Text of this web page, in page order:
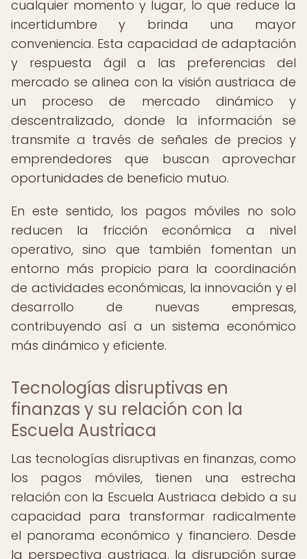
cualquier momento y lugar, lo que reduce la
incertidumbre y brinda una mayor
conveniencia. Esta capacidad de adaptación
y respuesta ágil a las preferencias del
mercado se alinea con la visión austriaca de
un proceso de mercado dinámico y
descentralizado, donde la información se
transmite a través de señales de precios y
emprendedores que buscan aprovechar
oportunidades de beneficio mutuo.
En este sentido, los pagos móviles no solo
reducen la fricción económica a nivel
operativo, sino que también fomentan un
entorno más propicio para la coordinación
de actividades económicas, la innovación y el
desarrollo de nuevas empresas,
contribuyendo así a un sistema económico
más dinámico y eficiente.
Tecnologías disruptivas en
finanzas y su relación con la
Escuela Austriaca
Las tecnologías disruptivas en finanzas, como
los pagos móviles, tienen una estrecha
relación con la Escuela Austriaca debido a su
capacidad para transformar radicalmente
el panorama económico y financiero. Desde
la perspectiva austriaca, la disrupción surge